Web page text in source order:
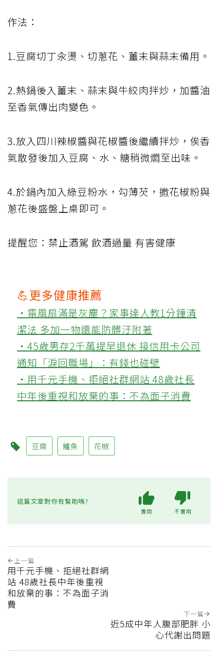
作法：
1.豆腐切丁汆燙、切蔥花、薑末與蒜末備用。
2.熱鍋後入薑末、蒜末與牛絞肉拌炒，加醬油
至香氣傳出肉變色。
3.放入四川辣椒醬與花椒醬後繼續拌炒，俟香
氣散發後加入豆腐、水、糖稍微燜至出味。
4.於鍋內加入綠豆粉水，勾薄芡，撒花椒粉與
蔥花後盛盤上桌即可。
提醒您：禁止酒駕 飲酒過量 有害健康
💪更多健康推薦
‧電風扇滿是灰塵？家事達人教1分鐘清
潔法 多加一物還能防髒汙附著
‧45歲男存2千萬提早退休 接信用卡公司
通知「淚回職場」：有錢也碰壁
‧用千元手機、拒絕社群網站 48歲社長
中年後重視和放棄的事：不為面子消費
豆腐 鱸魚 花椒
這篇文章對你有幫助嗎?
實用 不實用
上一篇
用千元手機、拒絕社群網
站 48歲社長中年後重視
和放棄的事：不為面子消
費
下一篇
近5成中年人腹部肥胖 小
心代謝出問題